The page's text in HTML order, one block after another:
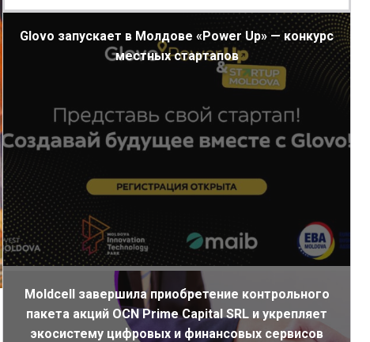
Glovo запускает в Молдове «Power Up» — конкурс
местных стартапов
Moldcell завершила приобретение контрольного
пакета акций OCN Prime Capital SRL и укрепляет
экосистему цифровых и финансовых сервисов